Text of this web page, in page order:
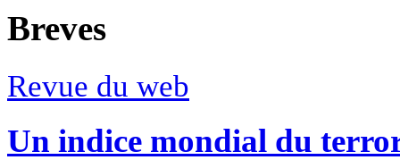
Breves
Revue du web
Un indice mondial du